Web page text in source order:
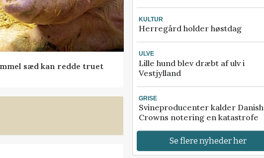
sæd kan redde truet
KULTUR
Herregård holder høstdag
ULVE
Lille hund blev dræbt af ulv i
Vestjylland
GRISE
Svineproducenter kalder Danish
Crowns notering en katastrofe
Se flere nyheder her